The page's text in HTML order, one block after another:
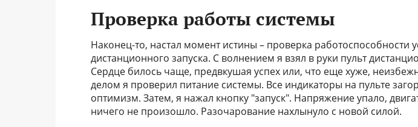
Проверка работы системы
Наконец-то, настал момент истины – проверка работоспособности
дистанционного запуска. С волнением я взял в руки пульт
Сердце билось чаще, предвкушая успех или, что еще хуже,
делом я проверил питание системы. Все индикаторы на пульте
оптимизм. Затем, я нажал кнопку "запуск". Напряжение упало,
ничего не произошло. Разочарование нахлынуло с новой силой.